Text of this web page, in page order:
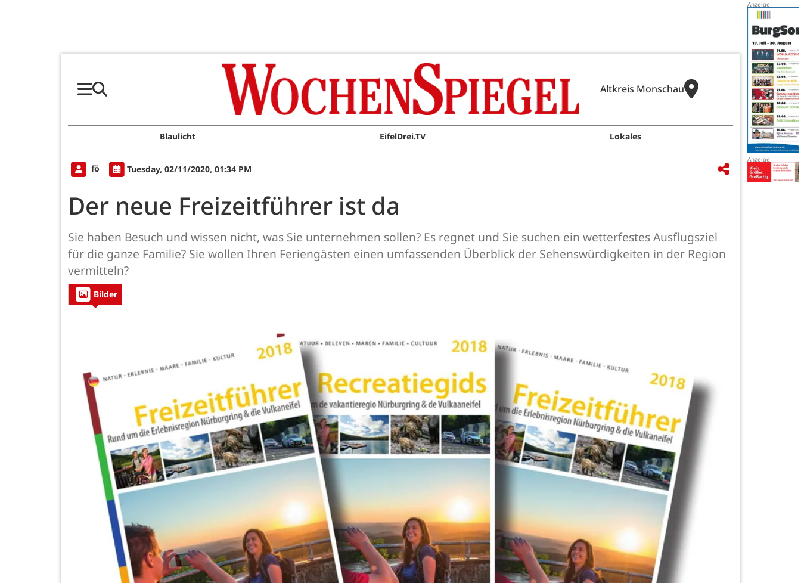
Altkreis Monschau
Blaulicht EifelDrei.TV Lokales
fö Tuesday, 02/11/2020, 01:34 PM
Der neue Freizeitführer ist da
Sie haben Besuch und wissen nicht, was Sie unternehmen sollen? Es regnet und Sie suchen ein wetterfestes Ausflugsziel
für die ganze Familie? Sie wollen Ihren Feriengästen einen umfassenden Überblick der Sehenswürdigkeiten in der Region
vermitteln?
Bilder